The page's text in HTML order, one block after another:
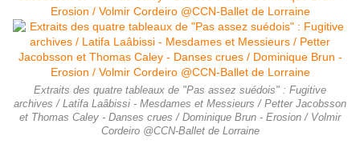
Extraits des quatre tableaux de "Pas assez suédois" : Fugitive
archives / Latifa Laâbissi - Mesdames et Messieurs / Petter Jacobsson
et Thomas Caley - Danses crues / Dominique Brun - Erosion / Volmir
Cordeiro @CCN-Ballet de Lorraine